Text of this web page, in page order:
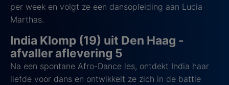
per week en volgt ze een dansopleiding aan Lucia
Marthas.
India Klomp (19) uit Den Haag -
afvaller aflevering 5
Na een spontane Afro-Dance les, ontdekt India haar
liefde voor dans en ontwikkelt ze zich in de battle